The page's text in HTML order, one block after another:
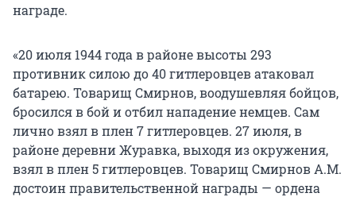
награде.
«20 июля 1944 года в районе высоты 293
противник силою до 40 гитлеровцев атаковал
батарею. Товарищ Смирнов, воодушевляя бойцов,
бросился в бой и отбил нападение немцев. Сам
лично взял в плен 7 гитлеровцев. 27 июля, в
районе деревни Журавка, выходя из окружения,
взял в плен 5 гитлеровцев. Товарищ Смирнов А.М.
достоин правительственной награды — ордена